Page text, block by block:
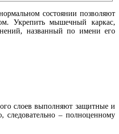
состоянии позволяют
Укрепить мышечный каркас,
названный по имени его
слоев выполняют защитные и
– полноценному